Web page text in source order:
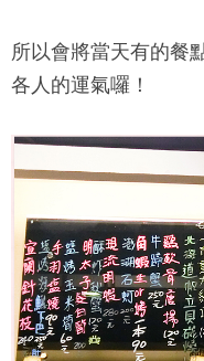
所以會將當天有的餐
各人的運氣囉！